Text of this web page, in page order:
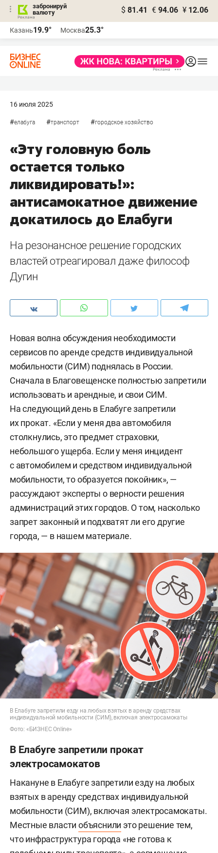
забронируй
валюту
$ 81.41 € 94.06 ¥ 12.06
Казань19.9° Москва25.3°
16 июля 2025
#елабуга #транспорт #городское хозяйство
«Эту головную боль
остается только
ликвидировать!»:
антисамокатное движение
докатилось до Елабуги
На резонансное решение городских
властей отреагировал даже философ
Дугин
Новая волна обсуждения необходимости
сервисов по аренде средств индивидуальной
мобильности (СИМ) поднялась в России.
Сначала в Благовещенске полностью запретили
использовать и арендные, и свои СИМ.
На следующий день в Елабуге запретили
их прокат. «Если у меня два автомобиля
столкнулись, это предмет страховки,
небольшого ущерба. Если у меня инцидент
с автомобилем и средством индивидуальной
мобильности, то образуется покойник», —
рассуждают эксперты о верности решения
администраций этих городов. О том, насколько
запрет законный и подхватят ли его другие
города, — в нашем материале.
В Елабуге запретили езду на любых взятых в аренду средствах
индивидуальной мобильности (СИМ), включая электросамокаты
Фото: «БИЗНЕС Online»
В Елабуге запретили прокат
электросамокатов
Накануне в Елабуге запретили езду на любых
взятых в аренду средствах индивидуальной
мобильности (СИМ), включая электросамокаты.
Местные властиобъяснили это решение тем,
что инфраструктура города «не готова к